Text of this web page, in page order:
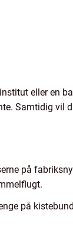
eller en
Samtidig vil
på
på